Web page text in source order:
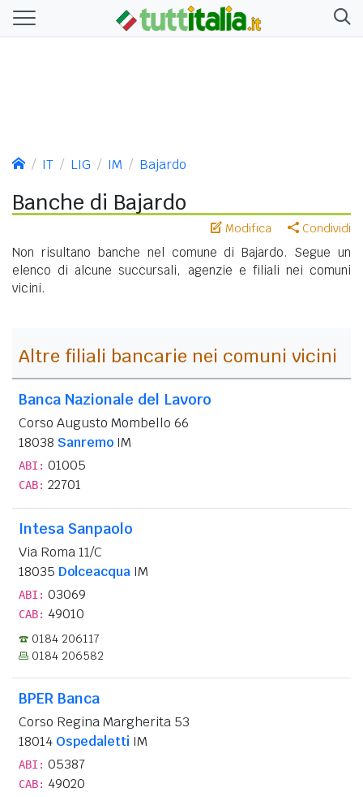
IT LIG IM Bajardo
Banche di Bajardo
Modifica Condividi
Non risultano banche nel comune di Bajardo. Segue un
elenco di alcune succursali, agenzie e filiali nei comuni
vicini.
Altre filiali bancarie nei comuni vicini
Banca Nazionale del Lavoro
Corso Augusto Mombello 66
18038 Sanremo IM
ABI: 01005
CAB: 22701
Intesa Sanpaolo
Via Roma 11/C
18035 Dolceacqua IM
ABI: 03069
CAB: 49010
0184 206117
0184 206582
BPER Banca
Corso Regina Margherita 53
18014 Ospedaletti IM
ABI: 05387
CAB: 49020